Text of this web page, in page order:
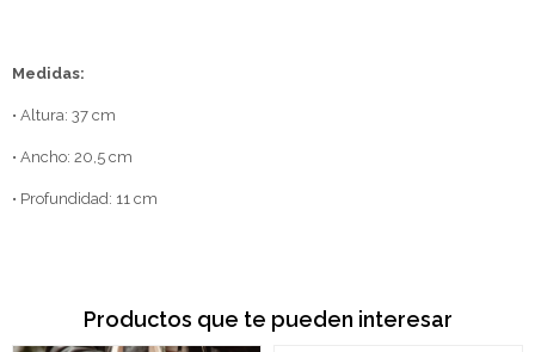
Medidas:
• Altura: 37 cm
• Ancho: 20,5 cm
• Profundidad: 11 cm
Productos que te pueden interesar